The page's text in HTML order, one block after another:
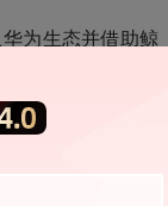
为生态并借助鲸
成为深受中国游
优质媒体，以AI
华为应用市场、